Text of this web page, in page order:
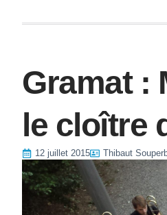
Gramat :
le cloître
12 juillet 2015 Thibaut